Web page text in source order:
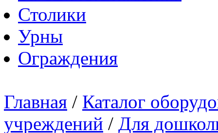
Столики
Урны
Ограждения
Главная / Каталог
учреждений / Для